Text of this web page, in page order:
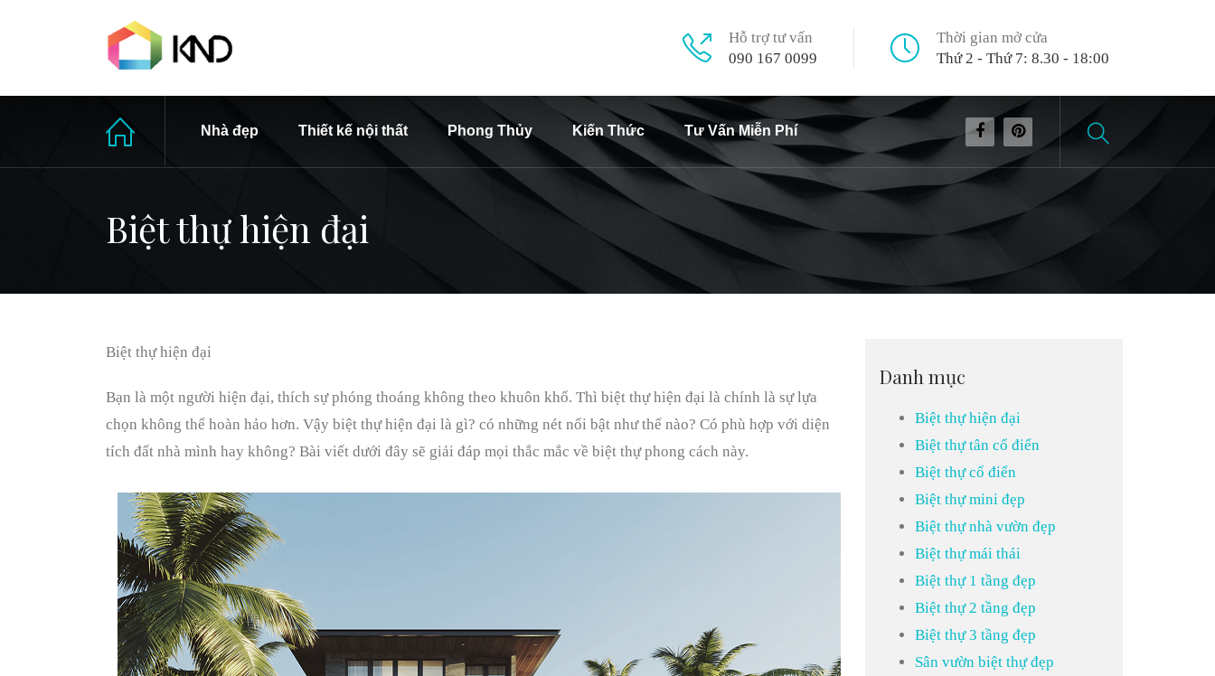
Hỗ trợ tư vấn
090 167 0099
Thời gian mở cửa
Thứ 2 - Thứ 7: 8.30 - 18:00
Nhà đẹp Thiết kế nội thất Phong Thủy Kiến Thức Tư Vấn Miễn Phí
Biệt thự hiện đại
Biệt thự hiện đại
Bạn là một người hiện đại, thích sự phóng thoáng không theo khuôn khổ. Thì biệt thự hiện đại là chính là sự lựa
chọn không thể hoàn hảo hơn. Vậy biệt thự hiện đại là gì? có những nét nổi bật như thế nào? Có phù hợp với diện
tích đất nhà mình hay không? Bài viết dưới đây sẽ giải đáp mọi thắc mắc về biệt thự phong cách này.
Danh mục
Biệt thự hiện đại
Biệt thự tân cổ điển
Biệt thự cổ điển
Biệt thự mini đẹp
Biệt thự nhà vườn đẹp
Biệt thự mái thái
Biệt thự 1 tầng đẹp
Biệt thự 2 tầng đẹp
Biệt thự 3 tầng đẹp
Sân vườn biệt thự đẹp